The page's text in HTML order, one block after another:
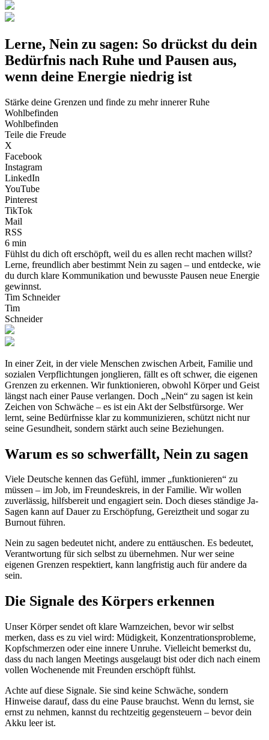
Lerne, Nein zu sagen: So drückst du dein
Bedürfnis nach Ruhe und Pausen aus,
wenn deine Energie niedrig ist
Stärke deine Grenzen und finde zu mehr innerer Ruhe
Wohlbefinden
Wohlbefinden
Teile die Freude
X
Facebook
Instagram
LinkedIn
YouTube
Pinterest
TikTok
Mail
RSS
6 min
Fühlst du dich oft erschöpft, weil du es allen recht machen willst?
Lerne, freundlich aber bestimmt Nein zu sagen – und entdecke, wie
du durch klare Kommunikation und bewusste Pausen neue Energie
gewinnst.
Tim Schneider
Tim
Schneider
In einer Zeit, in der viele Menschen zwischen Arbeit, Familie und
sozialen Verpflichtungen jonglieren, fällt es oft schwer, die eigenen
Grenzen zu erkennen. Wir funktionieren, obwohl Körper und Geist
längst nach einer Pause verlangen. Doch „Nein“ zu sagen ist kein
Zeichen von Schwäche – es ist ein Akt der Selbstfürsorge. Wer
lernt, seine Bedürfnisse klar zu kommunizieren, schützt nicht nur
seine Gesundheit, sondern stärkt auch seine Beziehungen.
Warum es so schwerfällt, Nein zu sagen
Viele Deutsche kennen das Gefühl, immer „funktionieren“ zu
müssen – im Job, im Freundeskreis, in der Familie. Wir wollen
zuverlässig, hilfsbereit und engagiert sein. Doch dieses ständige Ja-
Sagen kann auf Dauer zu Erschöpfung, Gereiztheit und sogar zu
Burnout führen.
Nein zu sagen bedeutet nicht, andere zu enttäuschen. Es bedeutet,
Verantwortung für sich selbst zu übernehmen. Nur wer seine
eigenen Grenzen respektiert, kann langfristig auch für andere da
sein.
Die Signale des Körpers erkennen
Unser Körper sendet oft klare Warnzeichen, bevor wir selbst
merken, dass es zu viel wird: Müdigkeit, Konzentrationsprobleme,
Kopfschmerzen oder eine innere Unruhe. Vielleicht bemerkst du,
dass du nach langen Meetings ausgelaugt bist oder dich nach einem
vollen Wochenende mit Freunden erschöpft fühlst.
Achte auf diese Signale. Sie sind keine Schwäche, sondern
Hinweise darauf, dass du eine Pause brauchst. Wenn du lernst, sie
ernst zu nehmen, kannst du rechtzeitig gegensteuern – bevor dein
Akku leer ist.